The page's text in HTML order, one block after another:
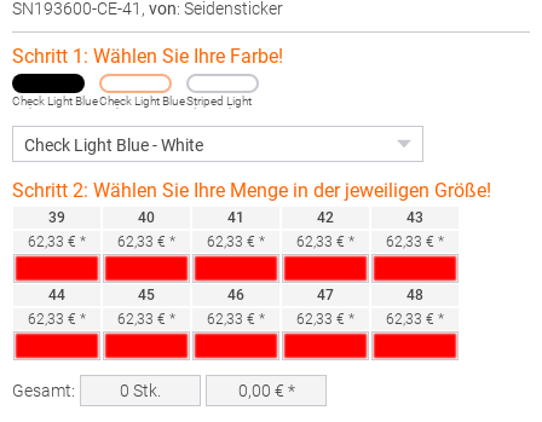
SN193600-CE-41 , von: Seidensticker
Schritt 1: Wählen Sie Ihre Farbe!
Check Light Blue
- White
Check Light Blue
- White
Striped Light
Blue - White
Schritt 2: Wählen Sie Ihre Menge in der jeweiligen Größe!
39
62,33 € *
40
62,33 € *
41
62,33 € *
42
62,33 € *
43
62,33 € *
44
62,33 € *
45
62,33 € *
46
62,33 € *
47
62,33 € *
48
62,33 € *
Gesamt: 0 Stk. 0,00 € *